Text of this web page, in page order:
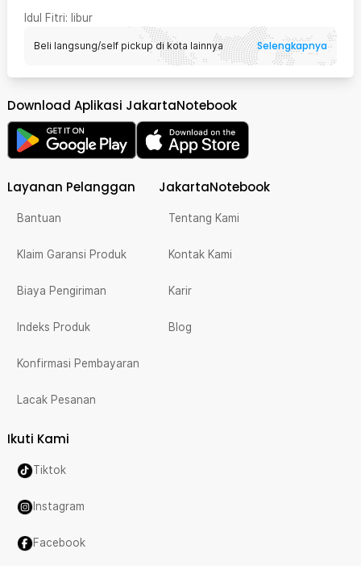
Idul Fitri: libur
Beli langsung/self pickup di kota lainnya Selengkapnya
Download Aplikasi JakartaNotebook
Layanan Pelanggan
Bantuan
Klaim Garansi Produk
Biaya Pengiriman
Indeks Produk
Konfirmasi Pembayaran
Lacak Pesanan
JakartaNotebook
Tentang Kami
Kontak Kami
Karir
Blog
Ikuti Kami
Tiktok
Instagram
Facebook